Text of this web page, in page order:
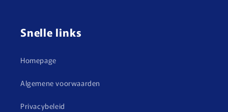
Snelle links
Homepage
Algemene voorwaarden
Privacybeleid